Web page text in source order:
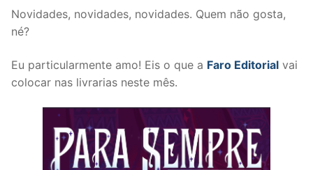
Novidades, novidades, novidades. Quem não gosta,
né?
Eu particularmente amo! Eis o que a Faro Editorial vai
colocar nas livrarias neste mês.